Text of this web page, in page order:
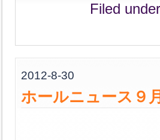
Filed under
2012-8-30
ホールニュース９